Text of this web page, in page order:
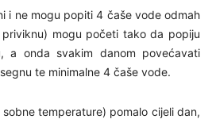
i ne mogu popiti 4 čaše vode odmah
mogu početi tako da popiju
a onda svakim danom povećavati
te minimalne 4 čaše vode.
temperature) pomalo cijeli dan,